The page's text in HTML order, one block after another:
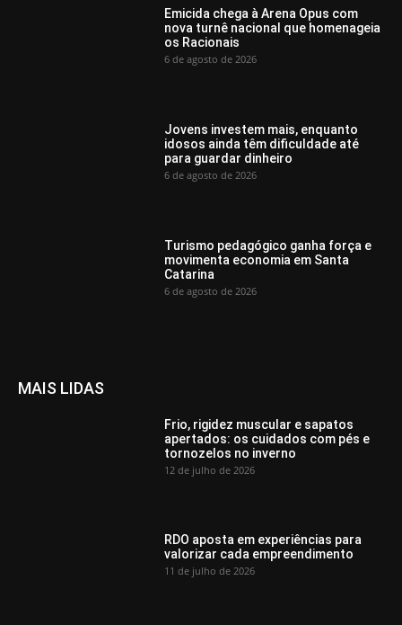
Emicida chega à Arena Opus com
nova turnê nacional que homenageia
os Racionais
6 de agosto de 2026
Jovens investem mais, enquanto
idosos ainda têm dificuldade até
para guardar dinheiro
6 de agosto de 2026
Turismo pedagógico ganha força e
movimenta economia em Santa
Catarina
6 de agosto de 2026
MAIS LIDAS
Frio, rigidez muscular e sapatos
apertados: os cuidados com pés e
tornozelos no inverno
12 de julho de 2026
RDO aposta em experiências para
valorizar cada empreendimento
11 de julho de 2026